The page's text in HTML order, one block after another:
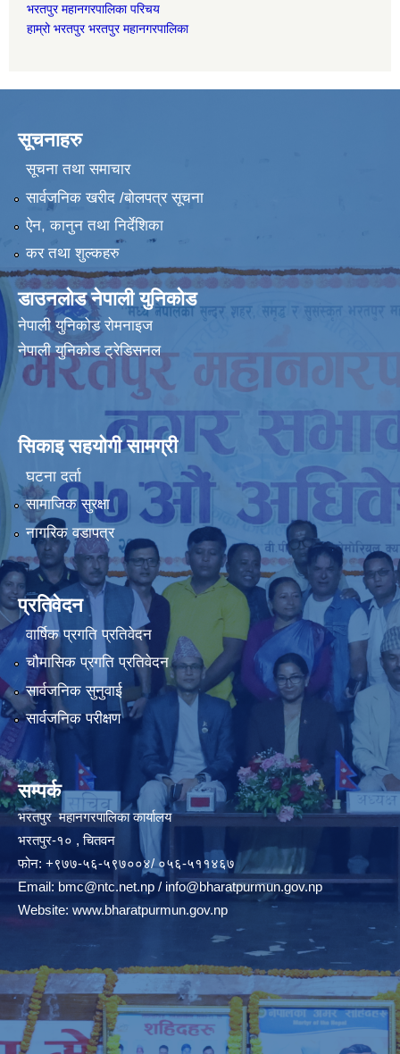
भरतपुर महानगरपालिका परिचय
हाम्रो भरतपुर भरतपुर महानगरपालिका
सूचनाहरु
सूचना तथा समाचार
सार्वजनिक खरीद /बोलपत्र सूचना
ऐन, कानुन तथा निर्देशिका
कर तथा शुल्कहरु
डाउनलोड नेपाली युनिकोड
नेपाली युनिकोड रोमनाइज
नेपाली युनिकोड ट्रेडिसनल
सिकाइ सहयोगी सामग्री
घटना दर्ता
सामाजिक सुरक्षा
नागरिक वडापत्र
प्रतिवेदन
वार्षिक प्रगति प्रतिवेदन
चौमासिक प्रगति प्रतिवेदन
सार्वजनिक सुनुवाई
सार्वजनिक परीक्षण
सम्पर्क
भरतपुर महानगरपालिका कार्यालय
भरतपुर-१० , चितवन
फोन: +९७७-५६-५९७००४/ ०५६-५११४६७
Email:bmc@ntc.net.np / info@bharatpurmun.gov.np
Website: www.bharatpurmun.gov.np